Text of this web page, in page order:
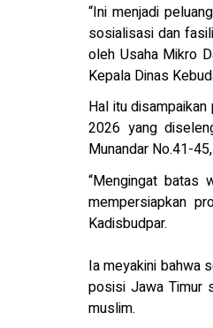
“Ini menjadi
sosialisasi dan
oleh Usaha Mikro
Kepala Dinas
Hal itu
2026 yang
Munandar No.41-
“Mengingat batas
mempersiapkan
Kadisbudpar.
Ia meyakini bahwa
posisi Jawa Timur
muslim.